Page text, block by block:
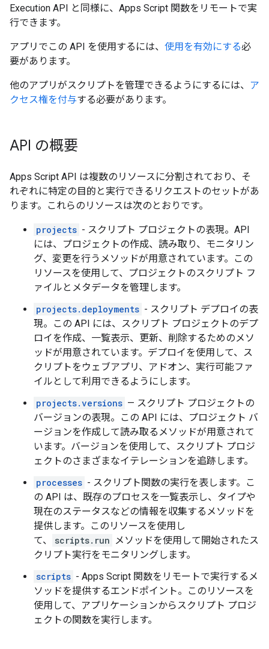
Execution API と同様に、Apps Script 関数をリモートで実
行できます。
アプリでこの API を使用するには、 使用を有効にする必
要があります。
他のアプリがスクリプトを管理できるようにするには、 ア
クセス権を付与する必要があります。
API の概要
Apps Script API は複数のリソースに分割されており、そ
れぞれに特定の目的と実行できるリクエストのセットがあ
ります。これらのリソースは次のとおりです。
projects - スクリプト プロジェクトの表現。API
には、プロジェクトの作成、読み取り、モニタリン
グ、変更を行うメソッドが用意されています。この
リソースを使用して、プロジェクトのスクリプト フ
ァイルとメタデータを管理します。
projects.deployments - スクリプト デプロイの表
現。この API には、スクリプト プロジェクトのデプ
ロイを作成、一覧表示、更新、削除するためのメソ
ッドが用意されています。デプロイを使用して、ス
クリプトをウェブアプリ、アドオン、実行可能ファ
イルとして利用できるようにします。
projects.versions — スクリプト プロジェクトの
バージョンの表現。この API には、プロジェクト バ
ージョンを作成して読み取るメソッドが用意されて
います。バージョンを使用して、スクリプト プロジ
ェクトのさまざまなイテレーションを追跡します。
processes - スクリプト関数の実行を表します。こ
の API は、既存のプロセスを一覧表示し、タイプや
現在のステータスなどの情報を収集するメソッドを
提供します。このリソースを使用し
て、
scripts.run メソッドを使用して開始されたス
クリプト実行をモニタリングします。
scripts - Apps Script 関数をリモートで実行するメ
ソッドを提供するエンドポイント。このリソースを
使用して、アプリケーションからスクリプト プロジ
ェクトの関数を実行します。